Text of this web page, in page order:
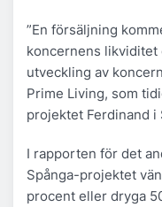
”En försäljning
koncernens
utveckling av
Prime Living, som
projektet Ferdinand i
I rapporten för det
Spånga-projektet
procent eller dryga